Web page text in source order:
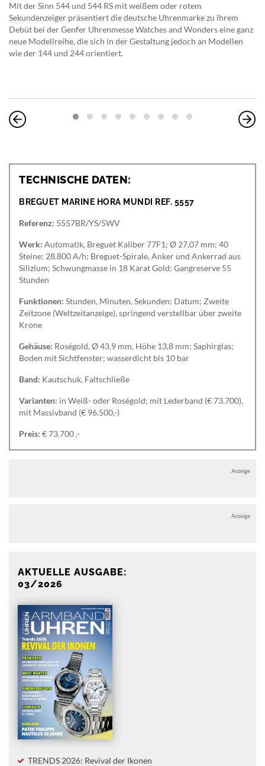
Mit der Sinn 544 und 544 RS mit weißem oder rotem
Sekundenzeiger präsentiert die deutsche Uhrenmarke zu ihrem
Debüt bei der Genfer Uhrenmesse Watches and Wonders eine ganz
neue Modellreihe, die sich in der Gestaltung jedoch an Modellen
wie der 144 und 244 orientiert.
TECHNISCHE DATEN:
BREGUET MARINE HORA MUNDI REF. 5557
Referenz: 5557BR/YS/5WV
Werk: Automatik, Breguet Kaliber 77F1; Ø 27,07 mm; 40
Steine; 28.800 A/h; Breguet-Spirale, Anker und Ankerrad aus
Silizium; Schwungmasse in 18 Karat Gold; Gangreserve 55
Stunden
Funktionen: Stunden, Minuten, Sekunden; Datum; Zweite
Zeitzone (Weltzeitanzeige), springend verstellbar über zweite
Krone
Gehäuse: Roségold, Ø 43,9 mm, Höhe 13,8 mm; Saphirglas;
Boden mit Sichtfenster; wasserdicht bis 10 bar
Band: Kautschuk, Faltschließe
Varianten: in Weiß- oder Roségold; mit Lederband (€ 73.700),
mit Massivband (€ 96.500,-)
Preis: € 73.700 ,-
Anzeige
Anzeige
AKTUELLE AUSGABE:
03/2026
TRENDS 2026: Revival der Ikonen